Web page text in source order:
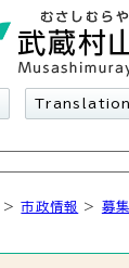
>市政情報 > 募